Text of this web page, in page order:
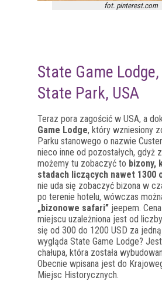
fot. pinterest.com
State Game
State Park, USA
Teraz pora zagościć w USA, a
Game Lodge, który wzniesiony
Parku stanowego o nazwie
nieco inne od pozostałych, gdyż
możemy tu zobaczyć to bizony,
stadach liczących nawet 1300
nie uda się zobaczyć bizona w
po terenie hotelu, wówczas
„bizonowe safari” jeepem.
miejscu uzależniona jest od
się od 300 do 1200 USD za
wygląda State Game Lodge?
chałupa, która została
Obecnie wpisana jest do
Miejsc Historycznych.